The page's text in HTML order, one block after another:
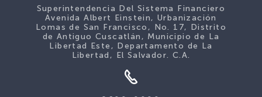
Superintendencia Del Sistema Financiero
Avenida Albert Einstein, Urbanización
Lomas de San Francisco, No. 17, Distrito
de Antiguo Cuscatlán, Municipio de La
Libertad Este, Departamento de La
Libertad, El Salvador. C.A.